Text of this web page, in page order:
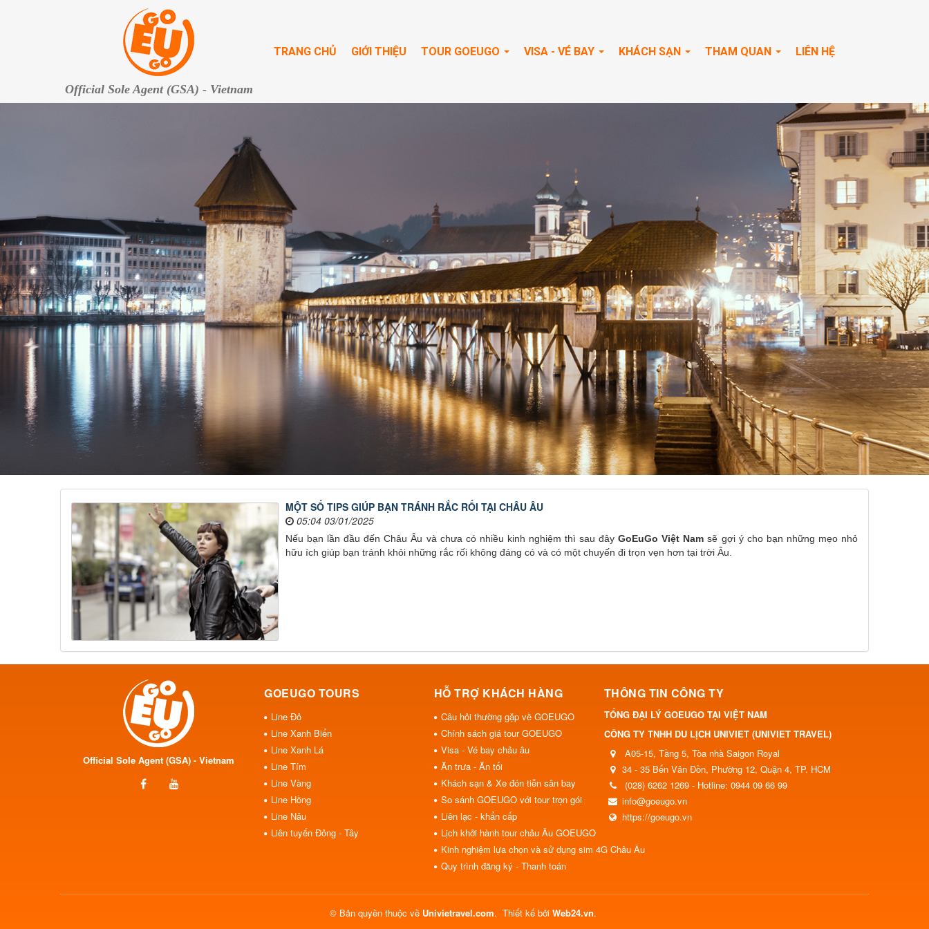
Official Sole Agent (GSA) - Vietnam
TRANG CHỦ GIỚI THIỆU TOUR GOEUGO VISA - VÉ BAY KHÁCH SẠN THAM QUAN LIÊN HỆ
MỘT SỐ TIPS GIÚP BẠN TRÁNH RẮC RỐI TẠI CHÂU ÂU
05:04 03/01/2025
Nếu bạn lần đầu đến Châu Âu và chưa có nhiều kinh nghiệm thì sau đâyGoEuGo Việt Namsẽ gợi ý cho bạn những mẹo nhỏ
hữu ích giúp bạn tránh khỏi những rắc rối không đáng có và có một chuyến đi trọn vẹn hơn tại trời Âu.
Official Sole Agent (GSA) - Vietnam
GOEUGO TOURS
Line Đỏ
Line Xanh Biển
Line Xanh Lá
Line Tím
Line Vàng
Line Hồng
Line Nâu
Liên tuyến Đông - Tây
HỖ TRỢ KHÁCH HÀNG
Câu hỏi thường gặp về GOEUGO
Chính sách giá tour GOEUGO
Visa - Vé bay châu âu
Ăn trưa - Ăn tối
Khách sạn & Xe đón tiễn sân bay
So sánh GOEUGO với tour trọn gói
Liên lạc - khẩn cấp
Lịch khởi hành tour châu Âu GOEUGO
Kinh nghiệm lựa chọn và sử dụng sim 4G Châu Âu
Quy trình đăng ký - Thanh toán
THÔNG TIN CÔNG TY
TỔNG ĐẠI LÝ GOEUGO TẠI VIỆT NAM
CÔNG TY TNHH DU LỊCH UNIVIET (UNIVIET TRAVEL)
A05-15, Tầng 5, Tòa nhà Saigon Royal
34 - 35 Bến Vân Đồn, Phường 12, Quận 4, TP. HCM
(028) 6262 1269 - Hotline: 0944 09 66 99
info@goeugo.vn
https://goeugo.vn
© Bản quyền thuộc về Univietravel.com. Thiết kế bởi Web24.vn.